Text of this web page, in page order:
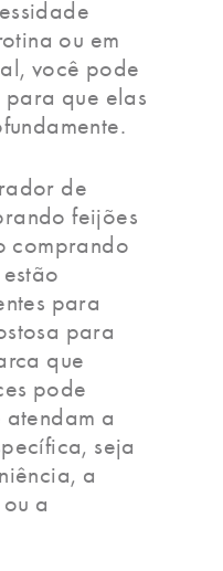
ou em
você pode
que elas
de
feijões
comprando
para
para
que
pode
atendam a
seja
a
a